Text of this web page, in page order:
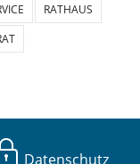
RATHAUS
Datenschutz